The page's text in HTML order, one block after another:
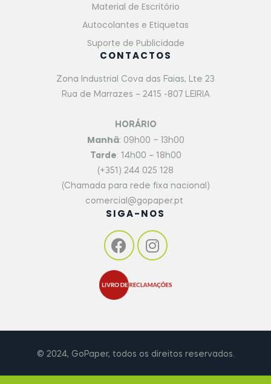
Material de Escritório
Autocolantes e Etiquetas
Suporte de Publicidade
CONTACTOS
Zona Industrial Cova das Faias, Lte 23
Rua de Marrazes – 2415 -807 LEIRIA
HORÁRIO
Manhã: 09h00 – 13h00
Tarde: 14h00 – 18h00
(+351) 244 025 128
(Chamada para rede fixa nacional)
comercial@gopaper.pt
SIGA-NOS
© 2024, GoPaper, todos os direitos reservados.